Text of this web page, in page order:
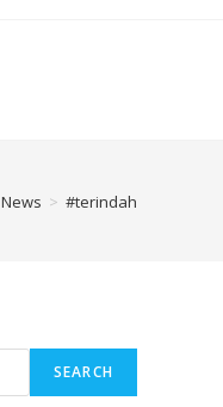
News > #terindah
SEARCH